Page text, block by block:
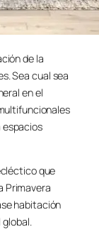
de la
Sea cual sea
en el
espacios
que
Primavera
habitación